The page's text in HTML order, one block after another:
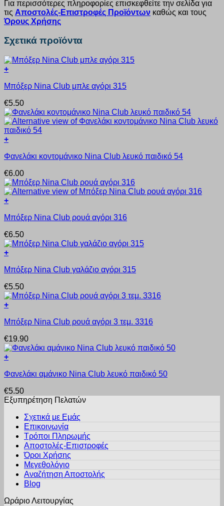
Για περισσότερες πληροφορίες επισκεφθείτε την σελίδα για
τις Αποστολές-Επιστροφές Προϊόντων καθώς και τους
Όρους Χρήσης
Σχετικά προϊόντα
+
το
έχει
πολλαπλές
παραλλαγές.
Οι
επιλογές
να
στη
σελίδα
του
προϊόντος
Μπόξερ Nina Club μπλε αγόρι 315
€5.50
+
το
έχει
πολλαπλές
παραλλαγές.
Οι
μπορούν
επιλεγούν
στη
σελίδα
του
προϊόντος
Φανελάκι κοντομάνικο Nina Club λευκό παιδικό 54
€6.00
+
το
έχει
πολλαπλές
παραλλαγές.
επιλογές
να
επιλεγούν
στη
σελίδα
του
προϊόντος
Μπόξερ Nina Club ρουά αγόρι 316
€6.50
+
το
έχει
πολλαπλές
παραλλαγές.
επιλογές
να
επιλεγούν
στη
σελίδα
του
προϊόντος
Μπόξερ Nina Club γαλάζιο αγόρι 315
€5.50
+
το
έχει
πολλαπλές
παραλλαγές.
επιλογές
να
επιλεγούν
σελίδα
προϊόντος
Μπόξερ Nina Club ρουά αγόρι 3 τεμ. 3316
€19.90
+
το
έχει
πολλαπλές
επιλογές
μπορούν
επιλεγούν
σελίδα
Φανελάκι αμάνικο Nina Club λευκό παιδικό 50
€5.50
Εξυπηρέτηση Πελατών
Σχετικά με Εμάς
Επικοινωνία
Τρόποι Πληρωμής
Αποστολές-Επιστροφές
Όροι Χρήσης
Μεγεθολόγιο
Αναζήτηση Αποστολής
Blog
Ωράριο Λειτουργίας